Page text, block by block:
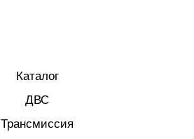
Каталог
ДВС
Трансмиссия